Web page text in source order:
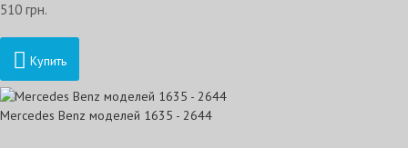
510 грн.
Купить
Mercedes Benz моделей 1635 - 2644